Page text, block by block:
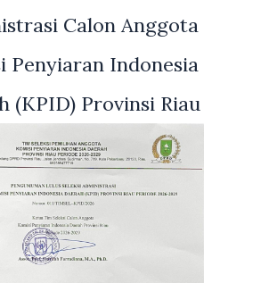
Calon Anggota
Penyiaran Indonesia
(KPID) Provinsi Riau